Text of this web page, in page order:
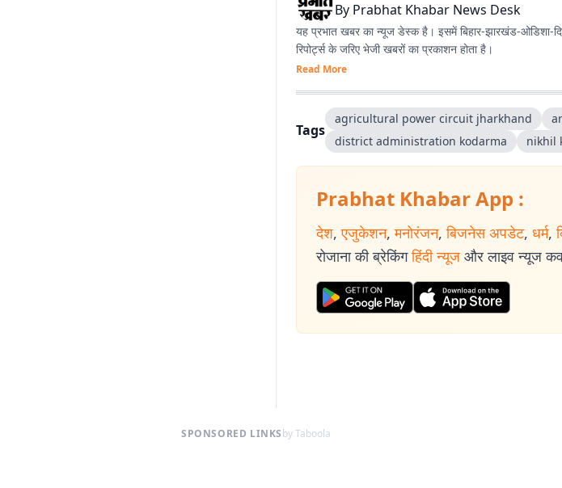
By Prabhat Khabar News Desk
यह प्रभात खबर का न्यूज डेस्क है। इसमें बिहार-झारखंड-ओडिशा-
रिपोर्ट्स के जरिए भेजी खबरों का प्रकाशन होता है।
Read More
Tags
agricultural power circuit jharkhand
district administration kodarma
nikhil
Prabhat Khabar App :
देश, एजुकेशन, मनोरंजन, बिजनेस अपडेट, धर्म,
रोजाना की ब्रेकिंग हिंदी न्यूज और लाइव न्यूज
SPONSORED LINKSby Taboola